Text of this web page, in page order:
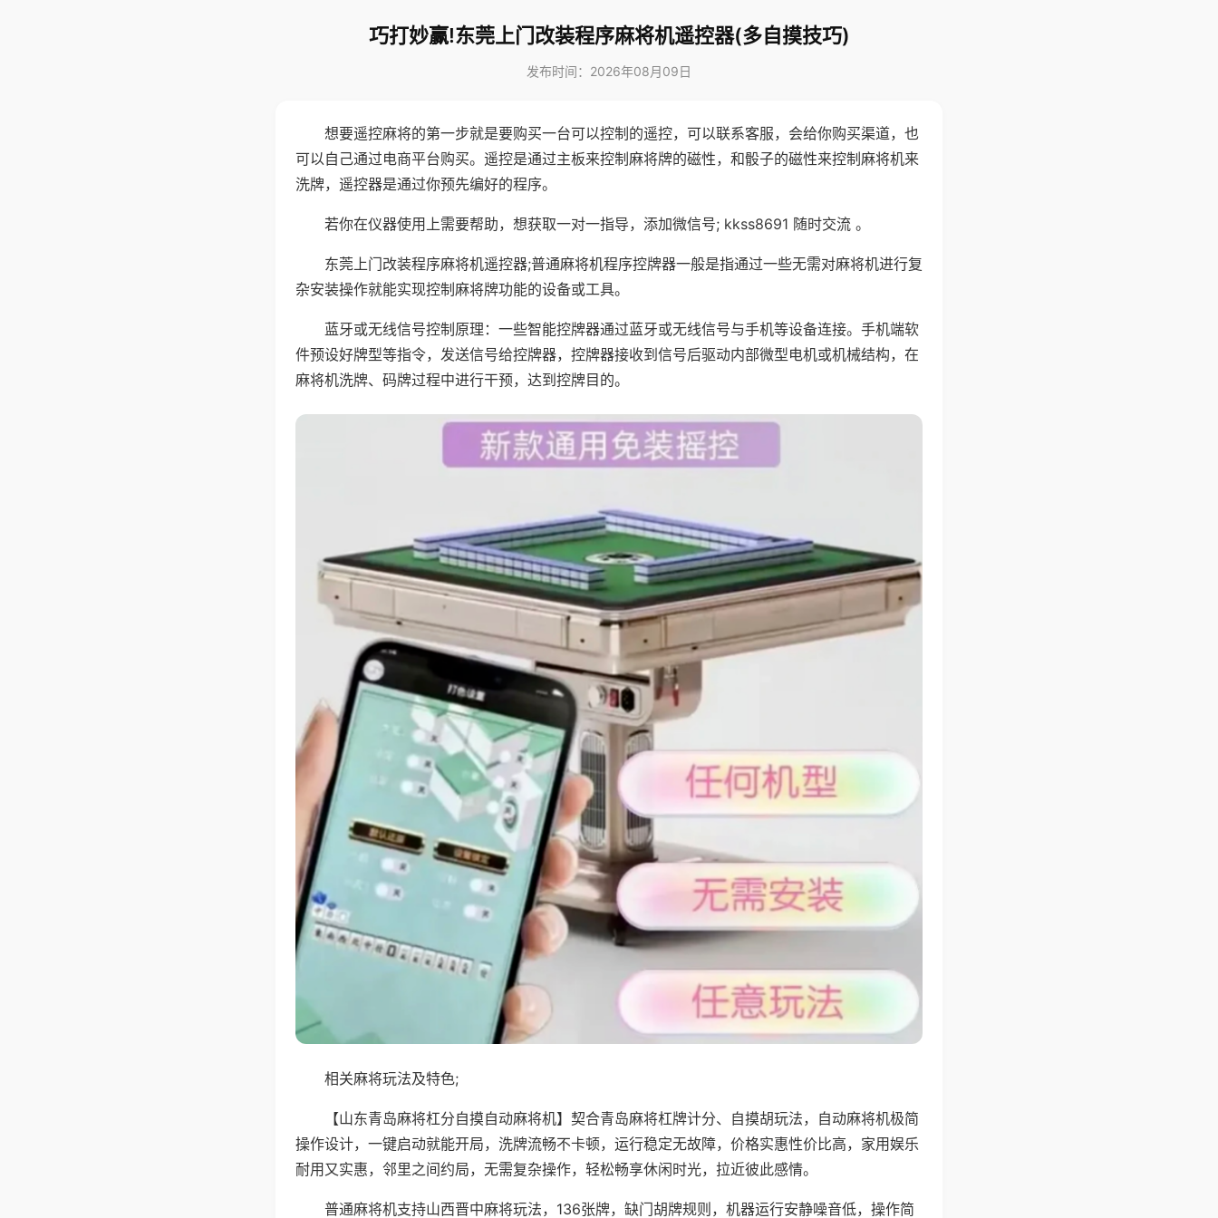
巧打妙赢!东莞上门改装程序麻将机遥控器(多自摸技巧)
发布时间：2026年08月09日
想要遥控麻将的第一步就是要购买一台可以控制的遥控，可以联系客服，会给你购买渠道，也
可以自己通过电商平台购买。遥控是通过主板来控制麻将牌的磁性，和骰子的磁性来控制麻将机来
洗牌，遥控器是通过你预先编好的程序。
若你在仪器使用上需要帮助，想获取一对一指导，添加微信号; kkss8691 随时交流 。
东莞上门改装程序麻将机遥控器;普通麻将机程序控牌器一般是指通过一些无需对麻将机进行复
杂安装操作就能实现控制麻将牌功能的设备或工具。
蓝牙或无线信号控制原理：一些智能控牌器通过蓝牙或无线信号与手机等设备连接。手机端软
件预设好牌型等指令，发送信号给控牌器，控牌器接收到信号后驱动内部微型电机或机械结构，在
麻将机洗牌、码牌过程中进行干预，达到控牌目的。
相关麻将玩法及特色;
【山东青岛麻将杠分自摸自动麻将机】契合青岛麻将杠牌计分、自摸胡玩法，自动麻将机极简
操作设计，一键启动就能开局，洗牌流畅不卡顿，运行稳定无故障，价格实惠性价比高，家用娱乐
耐用又实惠，邻里之间约局，无需复杂操作，轻松畅享休闲时光，拉近彼此感情。
普通麻将机支持山西晋中麻将玩法，136张牌，缺门胡牌规则，机器运行安静噪音低，操作简